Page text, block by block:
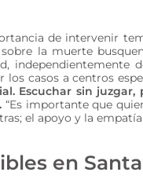
de intervenir
la muerte
casos a centros
Escuchar sin
“Es importante que
el apoyo y la empatía
en